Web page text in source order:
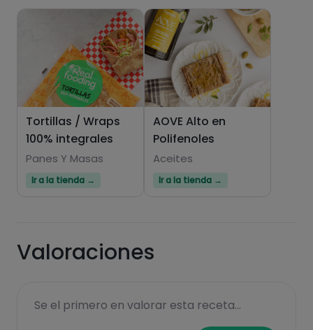
Tortillas / Wraps
100% integrales
Panes Y Masas
Ir a la tienda →
AOVE Alto en
Polifenoles
Aceites
Ir a la tienda →
Valoraciones
Se el primero en valorar esta receta...